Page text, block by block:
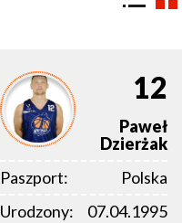
12
Paweł
Dzierżak
Paszport:
Polska
Urodzony:
07.04.1995